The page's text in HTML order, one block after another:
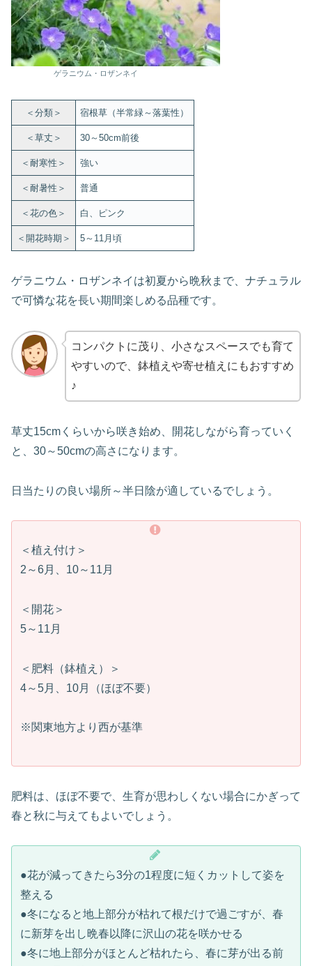
ゲラニウム・ロザンネイ
＜分類＞ 宿根草（半常緑～落葉性）
＜草丈＞ 30～50cm前後
＜耐寒性＞ 強い
＜耐暑性＞ 普通
＜花の色＞ 白、ピンク
＜開花時期＞ 5～11月頃
ゲラニウム・ロザンネイは初夏から晩秋まで、ナチュラル
で可憐な花を長い期間楽しめる品種です。
コンパクトに茂り、小さなスペースでも育て
やすいので、鉢植えや寄せ植えにもおすすめ
♪
草丈15cmくらいから咲き始め、開花しながら育っていく
と、30～50cmの高さになります。
日当たりの良い場所～半日陰が適しているでしょう。
＜植え付け＞
2～6月、10～11月
＜開花＞
5～11月
＜肥料（鉢植え）＞
4～5月、10月（ほぼ不要）
※関東地方より西が基準
肥料は、ほぼ不要で、生育が思わしくない場合にかぎって
春と秋に与えてもよいでしょう。
●花が減ってきたら3分の1程度に短くカットして姿を
整える
●冬になると地上部分が枯れて根だけで過ごすが、春
に新芽を出し晩春以降に沢山の花を咲かせる
●冬に地上部分がほとんど枯れたら、春に芽が出る前